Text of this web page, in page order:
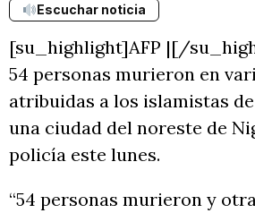
Escuchar noticia
[su_highlight]AFP |[/
54 personas murieron en
atribuidas a los islamistas
una ciudad del noreste de
policía este lunes.
“54 personas murieron y